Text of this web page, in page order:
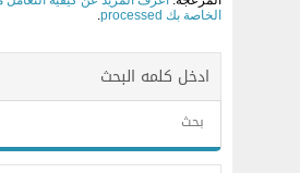
الخاصة بك processed
ادخل كلمه البحث